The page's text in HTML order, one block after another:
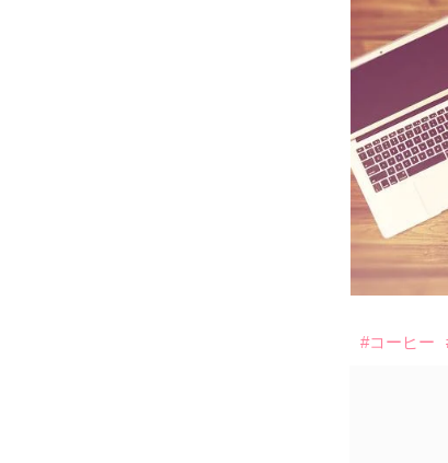
#コーヒー